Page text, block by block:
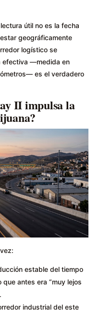
útil no es la fecha
geográficamente
logístico se
efectiva —medida en
es el verdadero
II impulsa la
estable del tiempo
antes era “muy lejos
industrial del este